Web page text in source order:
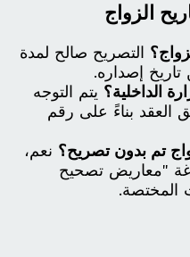
الزواج
التصريح صالح لمدة
الداخلية؟ يتم التوجه
العقد بناءً على رقم
تم بدون تصريح؟ نعم،
"معاريض تصحيح
المختصة.